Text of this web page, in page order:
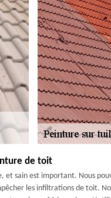
de toit
sain est important. Nous
les infiltrations de toit.